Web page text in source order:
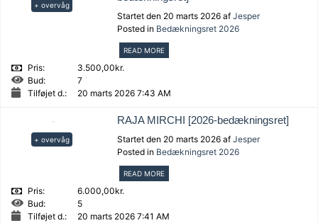
+ overvåg
Startet den 20 marts 2026 af Jesper
Posted in Bedækningsret 2026
READ MORE
Pris:
3.500,00kr.
Bud:
7
Tilføjet d.:
20 marts 2026 7:43 AM
+ overvåg
RAJA MIRCHI [2026-bedækningsret]
Startet den 20 marts 2026 af Jesper
Posted in Bedækningsret 2026
READ MORE
Pris:
6.000,00kr.
Bud:
5
Tilføjet d.:
20 marts 2026 7:41 AM